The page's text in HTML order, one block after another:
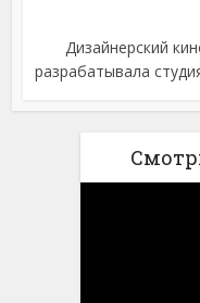
Дизайнерский
разрабатывала